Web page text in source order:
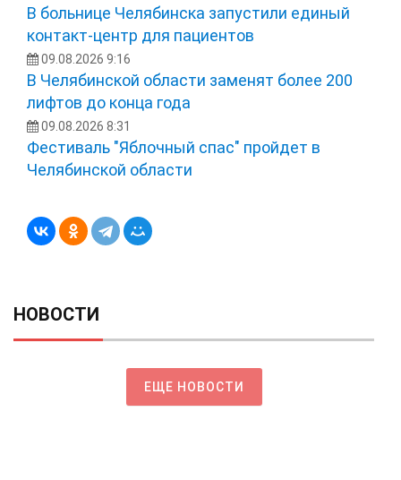
В больнице Челябинска запустили единый
контакт-центр для пациентов
09.08.2026 9:16
В Челябинской области заменят более 200
лифтов до конца года
09.08.2026 8:31
Фестиваль "Яблочный спас" пройдет в
Челябинской области
НОВОСТИ
ЕЩЕ НОВОСТИ